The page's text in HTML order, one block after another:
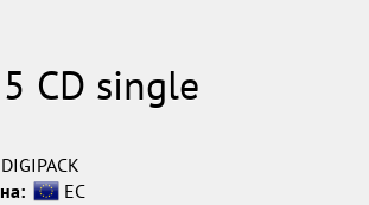
CD single
DIGIPACK
ЕС